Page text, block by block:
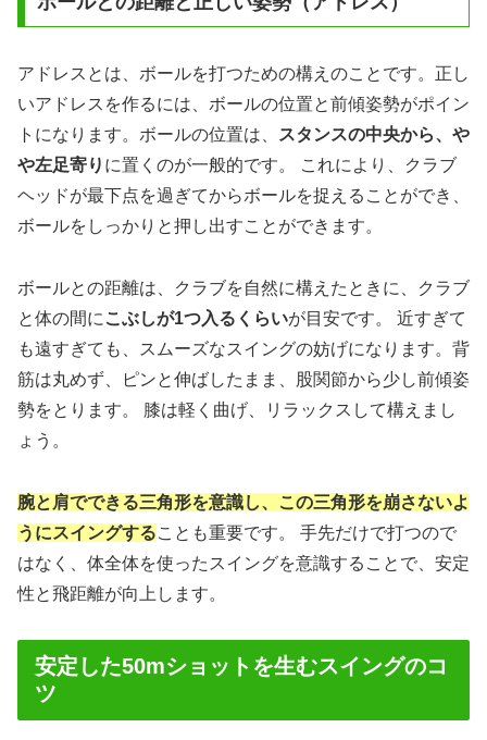
アドレスとは、ボールを打つための構えのことです。正し
いアドレスを作るには、ボールの位置と前傾姿勢がポイン
トになります。ボールの位置は、
スタンスの中央から、や
や左足寄り に置くのが一般的です。 これにより、クラブ
ヘッドが最下点を過ぎてからボールを捉えることができ、
ボールをしっかりと押し出すことができます。
ボールとの距離は、クラブを自然に構えたときに、クラブ
と体の間に こぶしが1つ入るくらいが目安です。 近すぎて
も遠すぎても、スムーズなスイングの妨げになります。背
筋は丸めず、ピンと伸ばしたまま、股関節から少し前傾姿
勢をとります。 膝は軽く曲げ、リラックスして構えまし
ょう。
腕と肩でできる三角形を意識し、この三角形を崩さないよ
うにスイングすることも重要です。 手先だけで打つので
はなく、体全体を使ったスイングを意識することで、安定
性と飛距離が向上します。
安定した50mショットを生むスイングのコ
ツ